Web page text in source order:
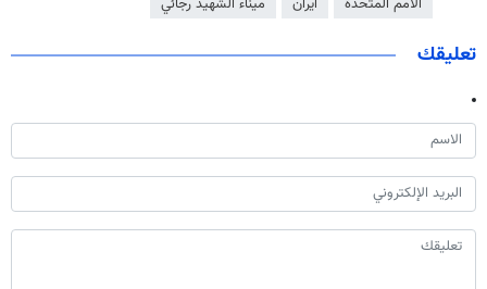
الامم المتحدة ايران ميناء الشهيد رجائي
تعليقك